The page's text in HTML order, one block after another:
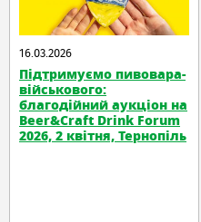
16.03.2026
Підтримуємо пивовара-
військового:
благодійний аукціон на
Beer&Craft Drink Forum
2026, 2 квітня, Тернопіль